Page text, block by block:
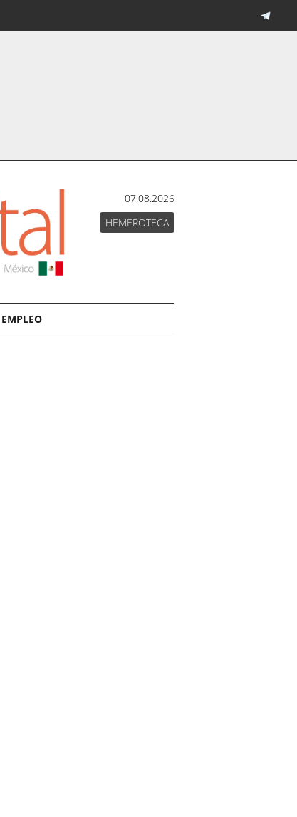
07.08.2026
HEMEROTECA
EMPLEO